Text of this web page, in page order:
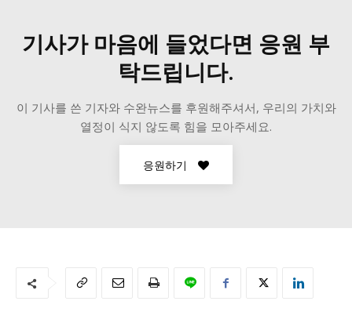
기사가 마음에 들었다면 응원 부
탁드립니다.
이 기사를 쓴 기자와 수완뉴스를 후원해주셔서, 우리의 가치와
열정이 식지 않도록 힘을 모아주세요.
응원하기